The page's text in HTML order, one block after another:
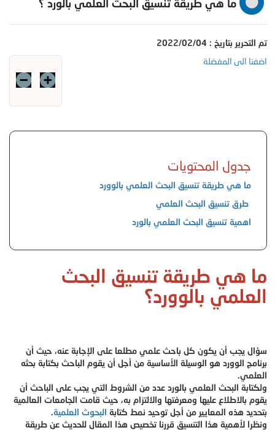
ما هي طريقة تنسيق البحث العلمي بالورد ؟
تم التحرير بتاريخ : 2022/02/04
اضفنا الى المفضلة
جدول المحتويات
ما هي طريقة تنسيق البحث العلمي بالوورد
طرق تنسيق البحث العلمي
اهمية تنسيق البحث العلمي بالورد
ما هي طريقة تنسيق البحث
العلمي بالوورد؟
سؤال يجب أن يكون كل باحث علمي مطلعا على الإجابة عنه، حيث أن
برنامج الوورد هو الوسيلة الأساسية من أجل أن يقوم الباحث بكتابة بحثه
العلمي.
ولكتابة البحث العلمي بالورد عدد من الشروط التي يجب على الباحث أن
يقوم بالاطلاع عليها ومعرفتها والالتزام به، حيث قامت الجامعات العالمية
بتحديد هذه المعايير من أجل توحيد نمط كتابة البحوث العلمية.
ونظرا لأهمية هذا التنسيق قررنا تخصيص هذا المقال للحديث عن طريقة